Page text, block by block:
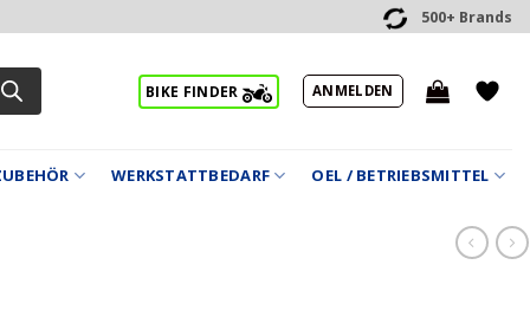
500+ Brands
BIKE FINDER ANMELDEN
WERKSTATTBEDARF OEL / BETRIEBSMITTEL